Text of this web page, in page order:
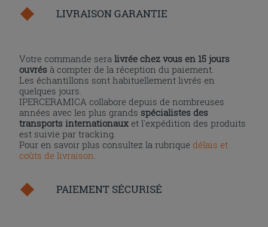
LIVRAISON GARANTIE
Votre commande seralivrée chez vous en 15 jours
ouvrés à compter de la réception du paiement.
Les échantillons sont habituellement livrés en
quelques jours.
IPERCERAMICA collabore depuis de nombreuses
années avec les plus grands spécialistes des
transports internationaux et l'expédition des produits
est suivie par tracking.
Pour en savoir plus consultez la rubriquedélais et
coûts de livraison
PAIEMENT SÉCURISÉ